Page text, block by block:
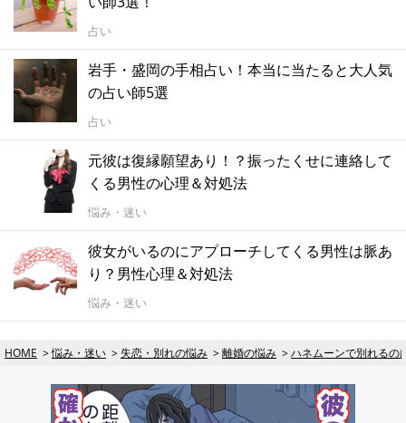
占い
岩手・盛岡の手相占い！本当に当たると大人気
の占い師5選
占い
元彼は復縁願望あり！？振ったくせに連絡して
くる男性の心理＆対処法
悩み・迷い
彼女がいるのにアプローチしてくる男性は脈あ
り？男性心理＆対処法
悩み・迷い
HOME 悩み・迷い 失恋・別れの悩み 離婚の悩み ハネムーンで別れるの